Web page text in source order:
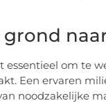
om te
Een ervaren
noodzakelijke